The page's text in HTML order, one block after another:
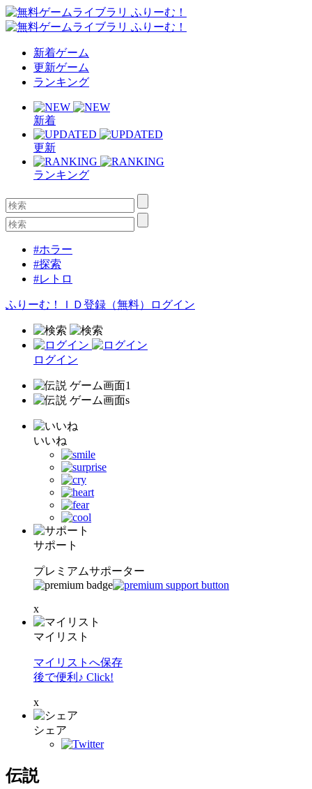
新着ゲーム
更新ゲーム
ランキング
新着
更新
ランキング
#ホラー
#探索
#レトロ
ふりーむ！ＩＤ登録（無料） ログイン
ログイン
いいね
サポート
プレミアムサポーター
x
マイリスト
マイリストへ保存
後で便利♪ Click!
x
シェア
伝説